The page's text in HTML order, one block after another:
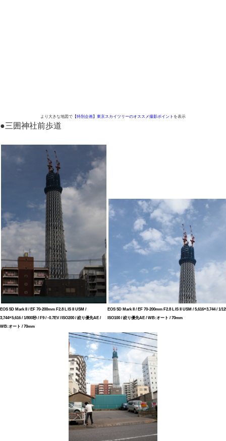
より大きな地図で 【特別企画】東京スカイツリーのオススメ撮影ポイント を表示
●三囲神社前歩道
EOS 5D Mark II / EF 70-200mm F2.8 L IS II USM /
3,744×5,616 / 1/800秒 / F9 / -0.7EV / ISO200 / 絞り優先AE /
WB:オート / 70mm
EOS 5D Mark II / EF 70-200mm F2.8 L IS II USM / 5,616×3,744 / 1/
ISO100 / 絞り優先AE / WB:オート / 70mm